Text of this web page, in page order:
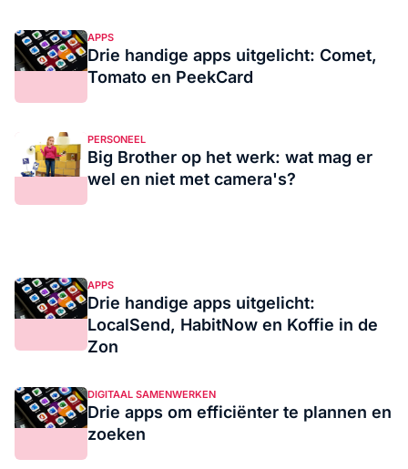
APPS
Drie handige apps uitgelicht: Comet,
Tomato en PeekCard
PERSONEEL
Big Brother op het werk: wat mag er
wel en niet met camera's?
APPS
Drie handige apps uitgelicht:
LocalSend, HabitNow en Koffie in de
Zon
DIGITAAL SAMENWERKEN
Drie apps om efficiënter te plannen en
zoeken